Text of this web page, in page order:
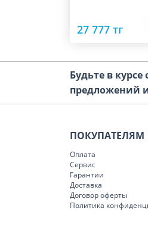
27 777 тг
Будьте в
предложений
ПОКУПАТЕЛЯМ
Оплата
Сервис
Гарантии
Доставка
Договор оферты
Политика